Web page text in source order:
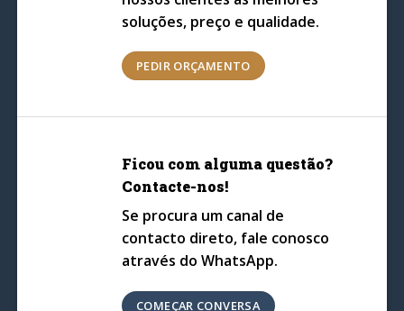
soluções, preço e qualidade.
PEDIR ORÇAMENTO
Ficou com alguma questão?
Contacte-nos!
Se procura um canal de
contacto direto, fale conosco
através do WhatsApp.
COMEÇAR CONVERSA